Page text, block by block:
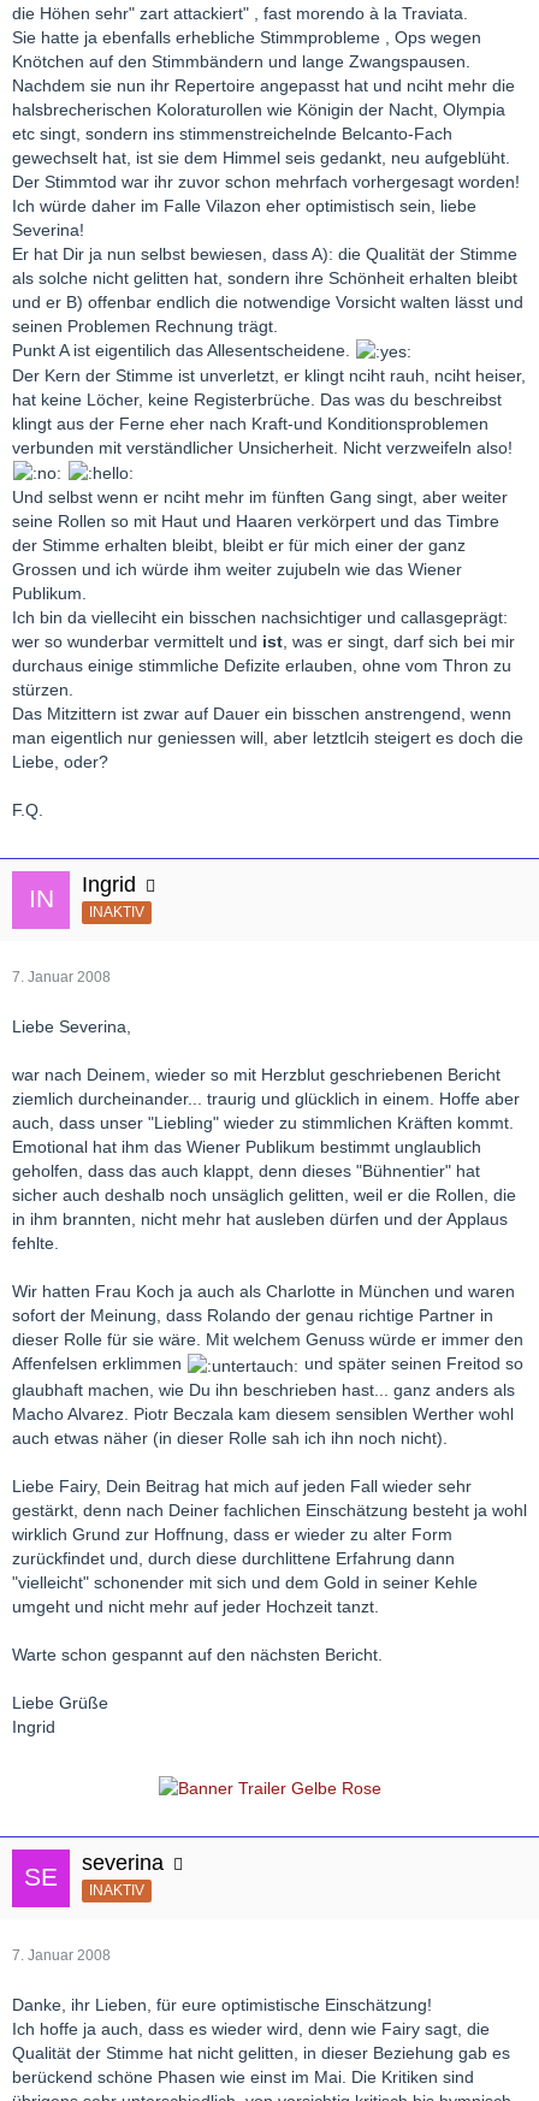
die Höhen sehr" zart attackiert" , fast morendo à la Traviata.
Sie hatte ja ebenfalls erhebliche Stimmprobleme , Ops wegen
Knötchen auf den Stimmbändern und lange Zwangspausen.
Nachdem sie nun ihr Repertoire angepasst hat und nciht mehr die
halsbrecherischen Koloraturollen wie Königin der Nacht, Olympia
etc singt, sondern ins stimmenstreichelnde Belcanto-Fach
gewechselt hat, ist sie dem Himmel seis gedankt, neu aufgeblüht.
Der Stimmtod war ihr zuvor schon mehrfach vorhergesagt worden!
Ich würde daher im Falle Vilazon eher optimistisch sein, liebe
Severina!
Er hat Dir ja nun selbst bewiesen, dass A): die Qualität der Stimme
als solche nicht gelitten hat, sondern ihre Schönheit erhalten bleibt
und er B) offenbar endlich die notwendige Vorsicht walten lässt und
seinen Problemen Rechnung trägt.
Punkt A ist eigentilich das Allesentscheidene.
Der Kern der Stimme ist unverletzt, er klingt nciht rauh, nciht heiser,
hat keine Löcher, keine Registerbrüche. Das was du beschreibst
klingt aus der Ferne eher nach Kraft-und Konditionsproblemen
verbunden mit verständlicher Unsicherheit. Nicht verzweifeln also!
Und selbst wenn er nciht mehr im fünften Gang singt, aber weiter
seine Rollen so mit Haut und Haaren verkörpert und das Timbre
der Stimme erhalten bleibt, bleibt er für mich einer der ganz
Grossen und ich würde ihm weiter zujubeln wie das Wiener
Publikum.
Ich bin da vielleciht ein bisschen nachsichtiger und callasgeprägt:
wer so wunderbar vermittelt und ist, was er singt, darf sich bei mir
durchaus einige stimmliche Defizite erlauben, ohne vom Thron zu
stürzen.
Das Mitzittern ist zwar auf Dauer ein bisschen anstrengend, wenn
man eigentlich nur geniessen will, aber letztlcih steigert es doch die
Liebe, oder?
F.Q.
Ingrid
INAKTIV
7. Januar 2008
Liebe Severina,
war nach Deinem, wieder so mit Herzblut geschriebenen Bericht
ziemlich durcheinander... traurig und glücklich in einem. Hoffe aber
auch, dass unser "Liebling" wieder zu stimmlichen Kräften kommt.
Emotional hat ihm das Wiener Publikum bestimmt unglaublich
geholfen, dass das auch klappt, denn dieses "Bühnentier" hat
sicher auch deshalb noch unsäglich gelitten, weil er die Rollen, die
in ihm brannten, nicht mehr hat ausleben dürfen und der Applaus
fehlte.
Wir hatten Frau Koch ja auch als Charlotte in München und waren
sofort der Meinung, dass Rolando der genau richtige Partner in
dieser Rolle für sie wäre. Mit welchem Genuss würde er immer den
Affenfelsen erklimmen
und später seinen Freitod so
glaubhaft machen, wie Du ihn beschrieben hast... ganz anders als
Macho Alvarez. Piotr Beczala kam diesem sensiblen Werther wohl
auch etwas näher (in dieser Rolle sah ich ihn noch nicht).
Liebe Fairy, Dein Beitrag hat mich auf jeden Fall wieder sehr
gestärkt, denn nach Deiner fachlichen Einschätzung besteht ja wohl
wirklich Grund zur Hoffnung, dass er wieder zu alter Form
zurückfindet und, durch diese durchlittene Erfahrung dann
"vielleicht" schonender mit sich und dem Gold in seiner Kehle
umgeht und nicht mehr auf jeder Hochzeit tanzt.
Warte schon gespannt auf den nächsten Bericht.
Liebe Grüße
Ingrid
severina
INAKTIV
7. Januar 2008
Danke, ihr Lieben, für eure optimistische Einschätzung!
Ich hoffe ja auch, dass es wieder wird, denn wie Fairy sagt, die
Qualität der Stimme hat nicht gelitten, in dieser Beziehung gab es
berückend schöne Phasen wie einst im Mai. Die Kritiken sind